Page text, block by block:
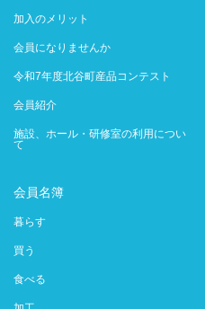
加入のメリット
会員になりませんか
令和7年度北谷町産品コンテスト
会員紹介
施設、ホール・研修室の利用につい
て
会員名簿
暮らす
買う
食べる